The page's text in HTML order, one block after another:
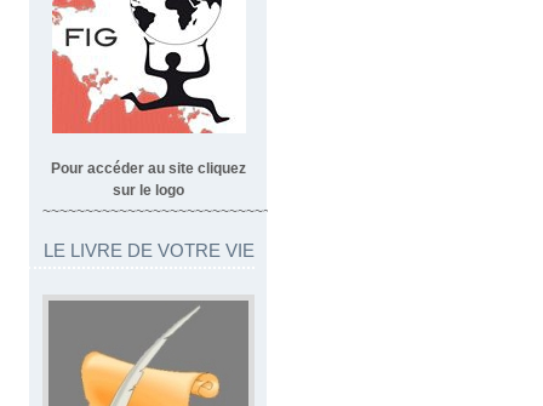
Pour accéder au site cliquez
sur le logo
~~~~~~~~~~~~~~~~~~~~~~~~~~~~~~~~~
LE LIVRE DE VOTRE VIE